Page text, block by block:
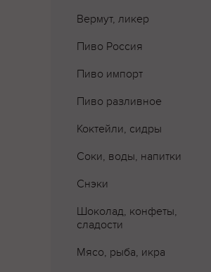
Вермут, ликер
Пиво Россия
Пиво импорт
Пиво разливное
Коктейли, сидры
Соки, воды, напитки
Снэки
Шоколад, конфеты,
сладости
Мясо, рыба, икра